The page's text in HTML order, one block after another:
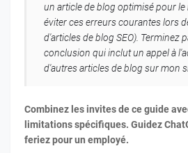
un article de blog optimisé pour
éviter ces erreurs courantes lors
d'articles de blog SEO). Terminez
conclusion qui inclut un appel à
d'autres articles de blog sur mon
Combinez les invites de ce guide
limitations spécifiques. Guidez
feriez pour un employé.